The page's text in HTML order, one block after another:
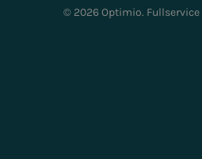
© 2026 Optimio.